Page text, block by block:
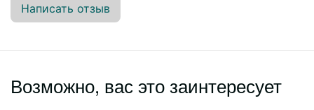
Написать отзыв
Возможно, вас это заинтересует